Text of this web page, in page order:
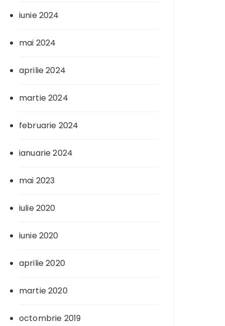
iunie 2024
mai 2024
aprilie 2024
martie 2024
februarie 2024
ianuarie 2024
mai 2023
iulie 2020
iunie 2020
aprilie 2020
martie 2020
octombrie 2019